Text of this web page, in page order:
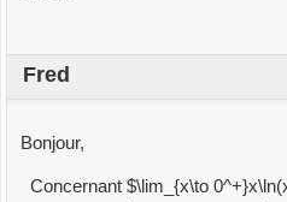
Fred
Bonjour,
Concernant $\lim_{x\to